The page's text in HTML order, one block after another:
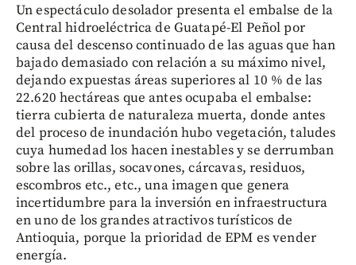
Un espectáculo desolador presenta el embalse de la
Central hidroeléctrica de Guatapé-El Peñol por
causa del descenso continuado de las aguas que han
bajado demasiado con relación a su máximo nivel,
dejando expuestas áreas superiores al 10 % de las
22.620 hectáreas que antes ocupaba el embalse:
tierra cubierta de naturaleza muerta, donde antes
del proceso de inundación hubo vegetación, taludes
cuya humedad los hacen inestables y se derrumban
sobre las orillas, socavones, cárcavas, residuos,
escombros etc., etc., una imagen que genera
incertidumbre para la inversión en infraestructura
en uno de los grandes atractivos turísticos de
Antioquia, porque la prioridad de EPM es vender
energía.